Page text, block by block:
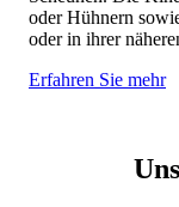
oder Hühnern
oder in ihrer
Erfahren Sie mehr